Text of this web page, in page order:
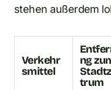
stehen außerdem
Verkehr
smittel
ng
trum